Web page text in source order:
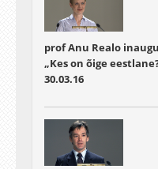
prof Anu Realo
„Kes on õige
30.03.16